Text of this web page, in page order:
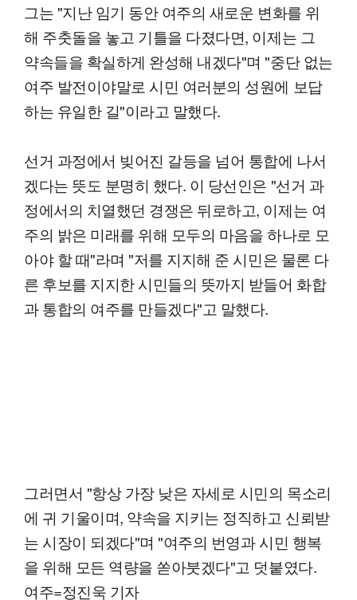
그는 "지난 임기 동안 여주의 새로운 변화를 위
해 주춧돌을 놓고 기틀을 다졌다면, 이제는 그
약속들을 확실하게 완성해 내겠다"며 "중단 없는
여주 발전이야말로 시민 여러분의 성원에 보답
하는 유일한 길"이라고 말했다.
선거 과정에서 빚어진 갈등을 넘어 통합에 나서
겠다는 뜻도 분명히 했다. 이 당선인은 "선거 과
정에서의 치열했던 경쟁은 뒤로하고, 이제는 여
주의 밝은 미래를 위해 모두의 마음을 하나로 모
아야 할 때"라며 "저를 지지해 준 시민은 물론 다
른 후보를 지지한 시민들의 뜻까지 받들어 화합
과 통합의 여주를 만들겠다"고 말했다.
그러면서 "항상 가장 낮은 자세로 시민의 목소리
에 귀 기울이며, 약속을 지키는 정직하고 신뢰받
는 시장이 되겠다"며 "여주의 번영과 시민 행복
을 위해 모든 역량을 쏟아붓겠다"고 덧붙였다.
여주=정진욱 기자